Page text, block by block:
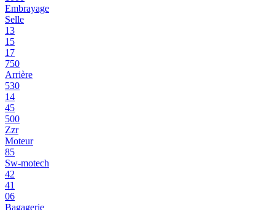
Embrayage
Selle
13
15
17
750
Arrière
530
14
45
500
Zzr
Moteur
85
Sw-motech
42
41
06
Bagagerie